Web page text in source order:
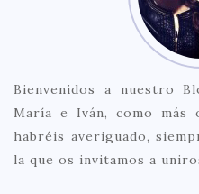
Bienvenidos a nuestro
María e Iván, como
habréis averiguado,
la que os invitamos a